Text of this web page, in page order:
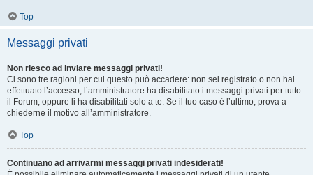
Top
Messaggi privati
Non riesco ad inviare messaggi privati!
Ci sono tre ragioni per cui questo può accadere: non sei registrato o non hai
effettuato l’accesso, l’amministratore ha disabilitato i messaggi privati per tutto
il Forum, oppure li ha disabilitati solo a te. Se il tuo caso è l’ultimo, prova a
chiederne il motivo all’amministratore.
Top
Continuano ad arrivarmi messaggi privati indesiderati!